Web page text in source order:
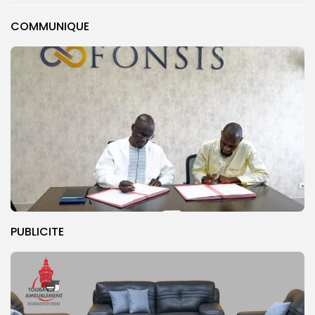
COMMUNIQUE
PUBLICITE